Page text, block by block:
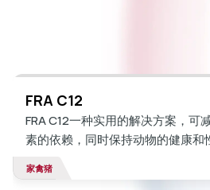
FRA C12
FRA C12一种实用的解决方案，可
素的依赖，同时保持动物的健康和
家禽猪